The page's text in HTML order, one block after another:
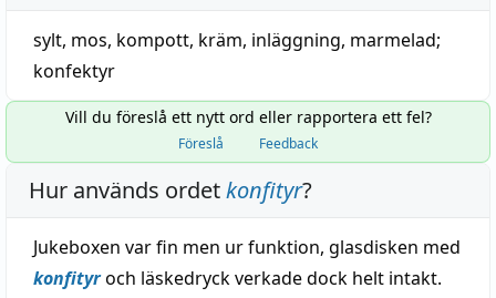
sylt, mos, kompott, kräm, inläggning, marmelad;
konfektyr
Vill du föreslå ett nytt ord eller rapportera ett fel?
Föreslå Feedback
Hur används ordetkonfityr?
Jukeboxen var fin men ur funktion, glasdisken med
konfityroch läskedryck verkade dock helt intakt.